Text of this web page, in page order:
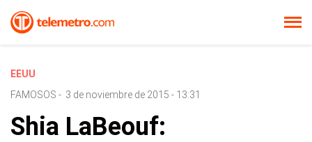
EEUU
FAMOSOS - 3 de noviembre de 2015 - 13:31
Shia LaBeouf: